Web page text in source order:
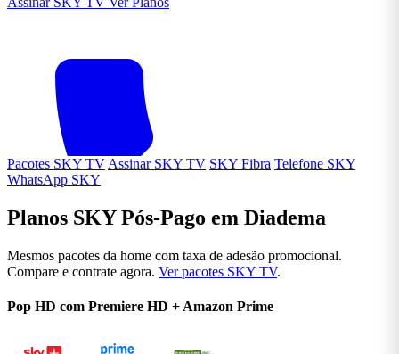
Pacotes SKY TV Assinar SKY TV SKY Fibra Telefone SKY
WhatsApp SKY
Planos SKY Pós-Pago em Diadema
Mesmos pacotes da home com taxa de adesão promocional.
Compare e contrate agora. Ver pacotes SKY TV.
Pop HD com Premiere HD + Amazon Prime